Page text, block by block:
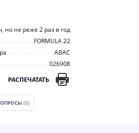
но не реже 2 раз в год
FORMULA 22
ABAC
026908
РАСПЕЧАТАТЬ
(0)